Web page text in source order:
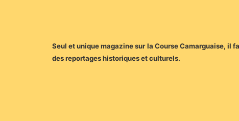
Seul et unique magazine sur la Course Camarguaise, il
des reportages historiques et culturels.